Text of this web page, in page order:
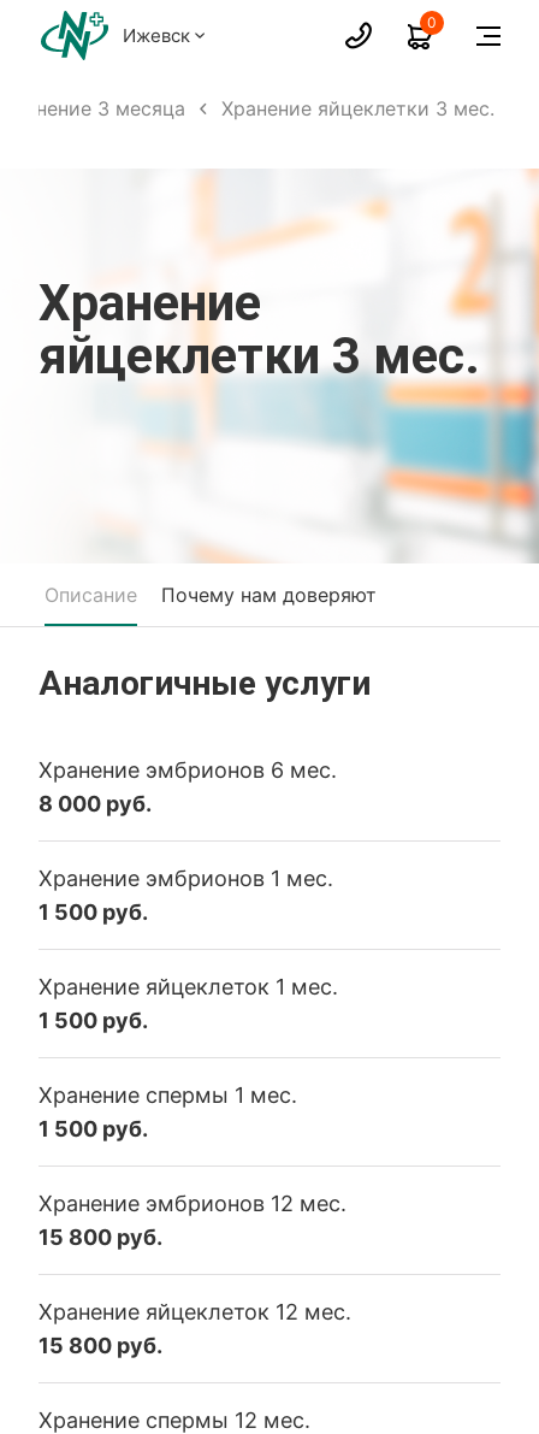
Ижевск
0
3 месяца Хранение яйцеклетки 3 мес.
Хранение
яйцеклетки 3 мес.
Описание Почему нам доверяют
Аналогичные услуги
Хранение эмбрионов 6 мес.
8 000 руб.
Хранение эмбрионов 1 мес.
1 500 руб.
Хранение яйцеклеток 1 мес.
1 500 руб.
Хранение спермы 1 мес.
1 500 руб.
Хранение эмбрионов 12 мес.
15 800 руб.
Хранение яйцеклеток 12 мес.
15 800 руб.
Хранение спермы 12 мес.